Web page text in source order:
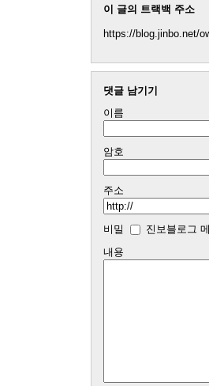
이 글의 트랙백 주소
https://blog.jinbo.net/
댓글 남기기
이름
암호
주소
비밀
진보블로그
내용